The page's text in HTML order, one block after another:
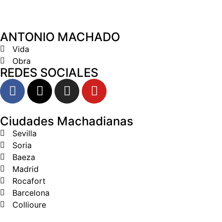
ANTONIO MACHADO
Vida
Obra
REDES SOCIALES
Ciudades Machadianas
Sevilla
Soria
Baeza
Madrid
Rocafort
Barcelona
Collioure